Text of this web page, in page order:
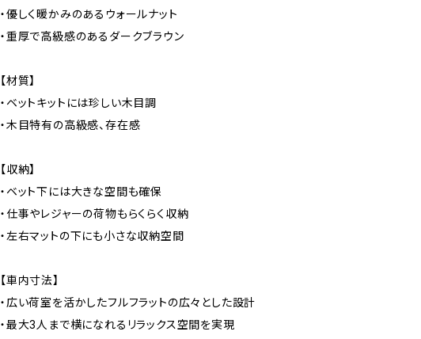
・優しく暖かみのあるウォールナット
・重厚で高級感のあるダークブラウン
【材質】
・ベットキットには珍しい木目調
・木目特有の高級感、存在感
【収納】
・ベット下には大きな空間も確保
・仕事やレジャーの荷物もらくらく収納
・左右マットの下にも小さな収納空間
【車内寸法】
・広い荷室を活かしたフルフラットの広々とした設計
・最大3人まで横になれるリラックス空間を実現